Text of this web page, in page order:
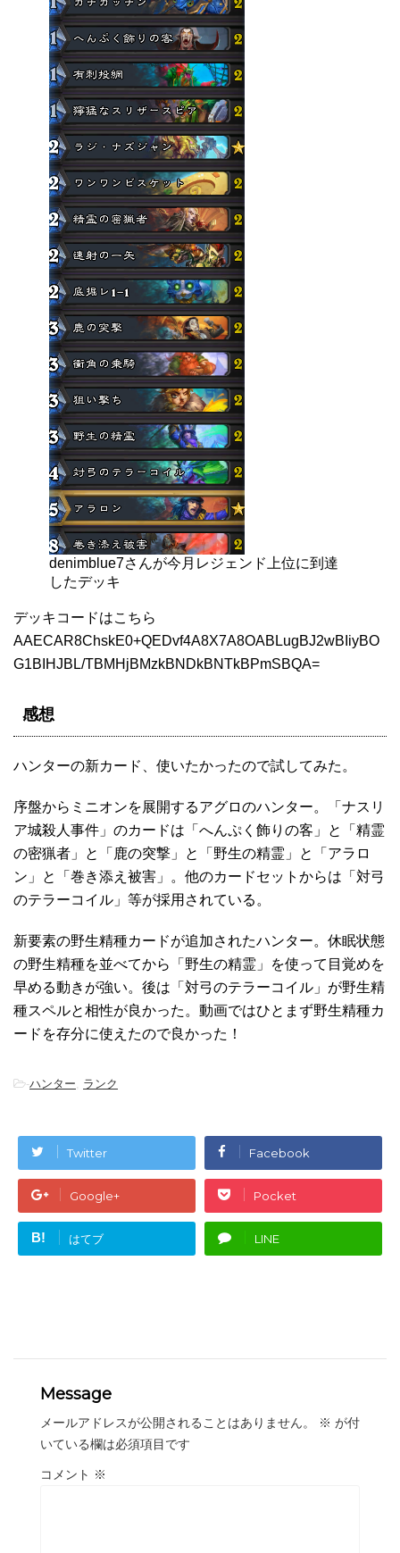
denimblue7さんが今月レジェンド上位に到達
したデッキ
デッキコードはこちら
AAECAR8ChskE0+QEDvf4A8X7A8OABLugBJ2wBIiyBO
G1BIHJBL/TBMHjBMzkBNDkBNTkBPmSBQA=
感想
ハンターの新カード、使いたかったので試してみた。
序盤からミニオンを展開するアグロのハンター。「ナスリ
ア城殺人事件」のカードは「へんぷく飾りの客」と「精霊
の密猟者」と「鹿の突撃」と「野生の精霊」と「アラロ
ン」と「巻き添え被害」。他のカードセットからは「対弓
のテラーコイル」等が採用されている。
新要素の野生精種カードが追加されたハンター。休眠状態
の野生精種を並べてから「野生の精霊」を使って目覚めを
早める動きが強い。後は「対弓のテラーコイル」が野生精
種スペルと相性が良かった。動画ではひとまず野生精種カ
ードを存分に使えたので良かった！
-ハンター, ランク
Twitter Facebook
Google+ Pocket
B! はてブ LINE
Message
メールアドレスが公開されることはありません。 ※ が付
いている欄は必須項目です
コメント ※